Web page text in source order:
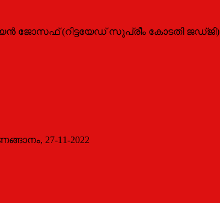
ജോസഫ് (റിട്ടയേഡ് സുപ്രീം കോടതി ജഡ്ജി)
27-11-2022